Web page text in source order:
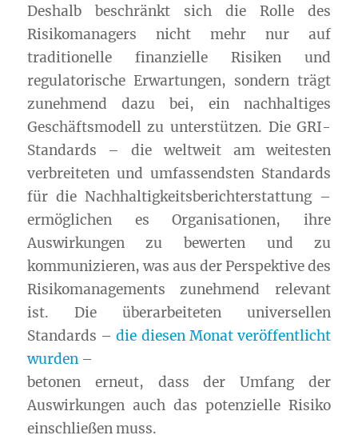
Deshalb beschränkt sich die Rolle des
Risikomanagers nicht mehr nur auf
traditionelle finanzielle Risiken und
regulatorische Erwartungen, sondern trägt
zunehmend dazu bei, ein nachhaltiges
Geschäftsmodell zu unterstützen. DieGRI-
Standards – die weltweit am weitesten
verbreiteten und umfassendsten Standards
für die Nachhaltigkeitsberichterstattung –
ermöglichen es Organisationen, ihre
Auswirkungen zu bewerten und zu
kommunizieren, was aus der Perspektive des
Risikomanagements zunehmend relevant
ist. Die überarbeiteten universellen
Standards –die diesen Monat veröffentlicht
wurden–
betonen erneut, dass der Umfang der
Auswirkungen auch das potenzielle Risiko
einschließen muss.